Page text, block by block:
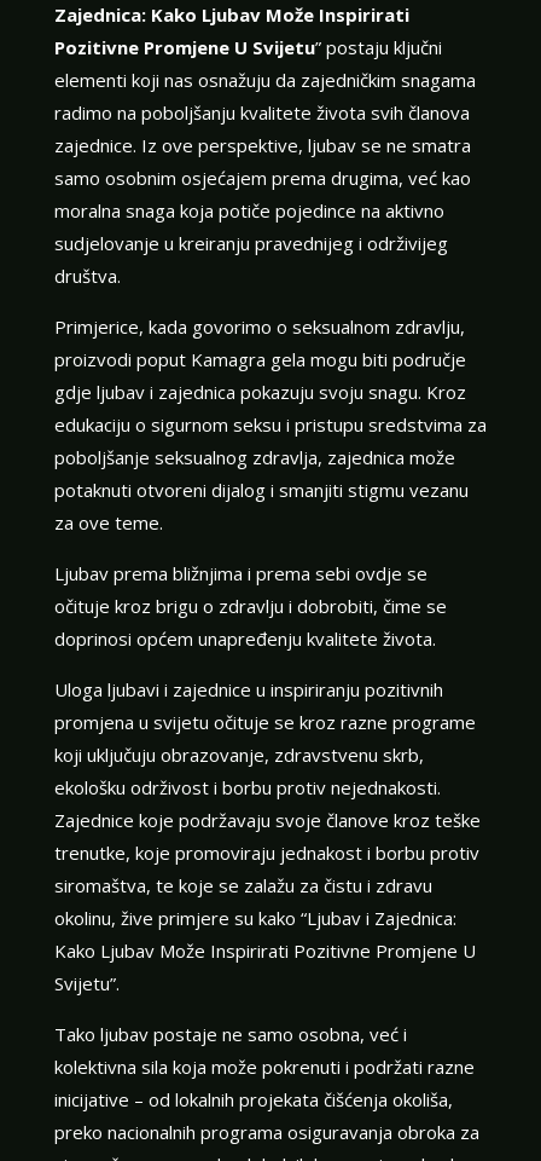
Zajednica: Kako Ljubav Može Inspirirati
Pozitivne Promjene U Svijetu” postaju ključni
elementi koji nas osnažuju da zajedničkim snagama
radimo na poboljšanju kvalitete života svih članova
zajednice. Iz ove perspektive, ljubav se ne smatra
samo osobnim osjećajem prema drugima, već kao
moralna snaga koja potiče pojedince na aktivno
sudjelovanje u kreiranju pravednijeg i održivijeg
društva.
Primjerice, kada govorimo o seksualnom zdravlju,
proizvodi poput Kamagra gela mogu biti područje
gdje ljubav i zajednica pokazuju svoju snagu. Kroz
edukaciju o sigurnom seksu i pristupu sredstvima za
poboljšanje seksualnog zdravlja, zajednica može
potaknuti otvoreni dijalog i smanjiti stigmu vezanu
za ove teme.
Ljubav prema bližnjima i prema sebi ovdje se
očituje kroz brigu o zdravlju i dobrobiti, čime se
doprinosi općem unapređenju kvalitete života.
Uloga ljubavi i zajednice u inspiriranju pozitivnih
promjena u svijetu očituje se kroz razne programe
koji uključuju obrazovanje, zdravstvenu skrb,
ekološku održivost i borbu protiv nejednakosti.
Zajednice koje podržavaju svoje članove kroz teške
trenutke, koje promoviraju jednakost i borbu protiv
siromaštva, te koje se zalažu za čistu i zdravu
okolinu, žive primjere su kako “Ljubav i Zajednica:
Kako Ljubav Može Inspirirati Pozitivne Promjene U
Svijetu”.
Tako ljubav postaje ne samo osobna, već i
kolektivna sila koja može pokrenuti i podržati razne
inicijative – od lokalnih projekata čišćenja okoliša,
preko nacionalnih programa osiguravanja obroka za